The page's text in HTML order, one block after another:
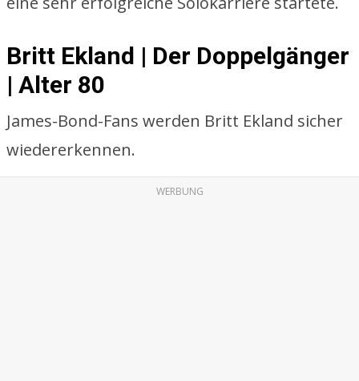
Britt Ekland | Der Doppelgänger
| Alter 80
James-Bond-Fans werden Britt Ekland sicher
wiedererkennen.
WERBUNG